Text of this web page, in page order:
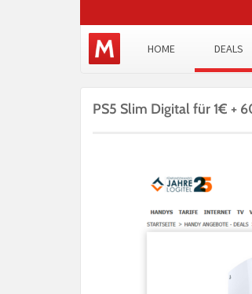
HOME DEALS
PS5 Slim Digital für 1€ +